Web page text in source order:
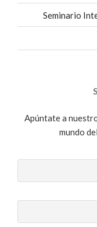
Seminario
Apúntate a
mundo